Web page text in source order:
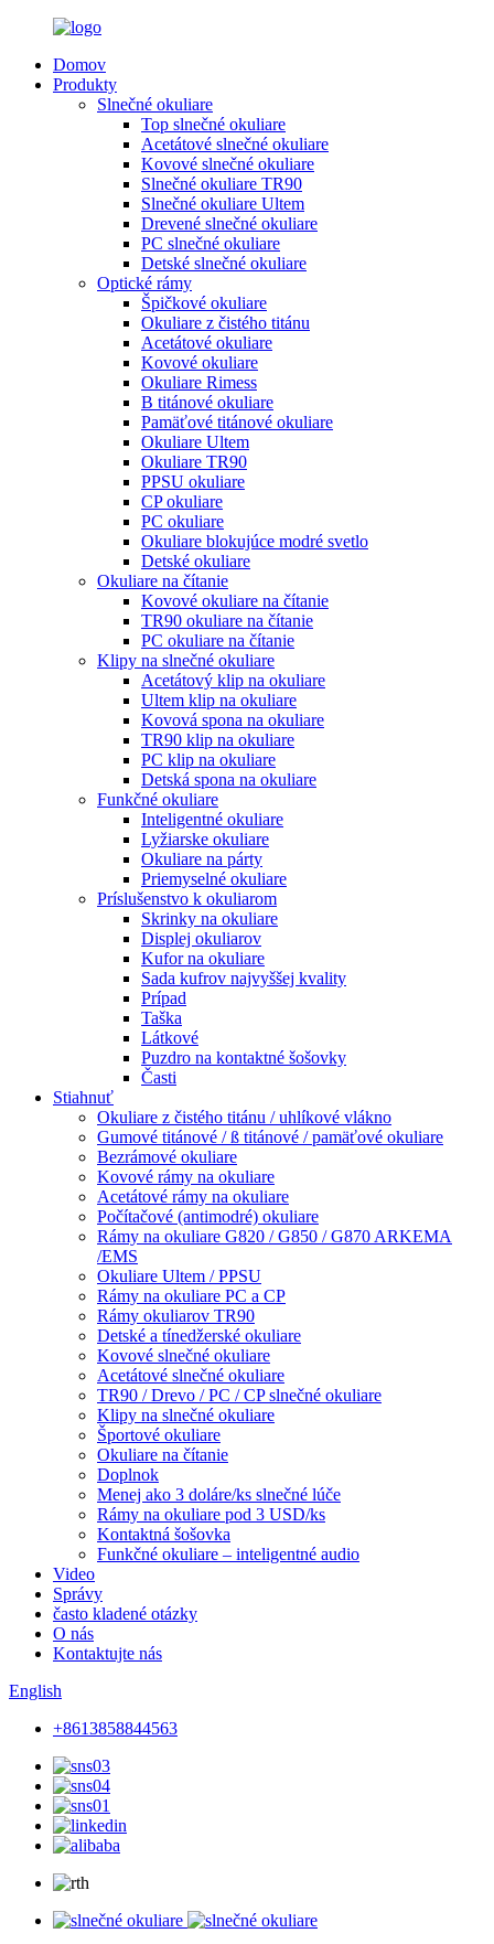
Domov
Produkty
Slnečné okuliare
Top slnečné okuliare
Acetátové slnečné okuliare
Kovové slnečné okuliare
Slnečné okuliare TR90
Slnečné okuliare Ultem
Drevené slnečné okuliare
PC slnečné okuliare
Detské slnečné okuliare
Optické rámy
Špičkové okuliare
Okuliare z čistého titánu
Acetátové okuliare
Kovové okuliare
Okuliare Rimess
B titánové okuliare
Pamäťové titánové okuliare
Okuliare Ultem
Okuliare TR90
PPSU okuliare
CP okuliare
PC okuliare
Okuliare blokujúce modré svetlo
Detské okuliare
Okuliare na čítanie
Kovové okuliare na čítanie
TR90 okuliare na čítanie
PC okuliare na čítanie
Klipy na slnečné okuliare
Acetátový klip na okuliare
Ultem klip na okuliare
Kovová spona na okuliare
TR90 klip na okuliare
PC klip na okuliare
Detská spona na okuliare
Funkčné okuliare
Inteligentné okuliare
Lyžiarske okuliare
Okuliare na párty
Priemyselné okuliare
Príslušenstvo k okuliarom
Skrinky na okuliare
Displej okuliarov
Kufor na okuliare
Sada kufrov najvyššej kvality
Prípad
Taška
Látkové
Puzdro na kontaktné šošovky
Časti
Stiahnuť
Okuliare z čistého titánu / uhlíkové vlákno
Gumové titánové / ß titánové / pamäťové okuliare
Bezrámové okuliare
Kovové rámy na okuliare
Acetátové rámy na okuliare
Počítačové (antimodré) okuliare
Rámy na okuliare G820 / G850 / G870 ARKEMA
/EMS
Okuliare Ultem / PPSU
Rámy na okuliare PC a CP
Rámy okuliarov TR90
Detské a tínedžerské okuliare
Kovové slnečné okuliare
Acetátové slnečné okuliare
TR90 / Drevo / PC / CP slnečné okuliare
Klipy na slnečné okuliare
Športové okuliare
Okuliare na čítanie
Doplnok
Menej ako 3 doláre/ks slnečné lúče
Rámy na okuliare pod 3 USD/ks
Kontaktná šošovka
Funkčné okuliare – inteligentné audio
Video
Správy
často kladené otázky
O nás
Kontaktujte nás
English
+8613858844563